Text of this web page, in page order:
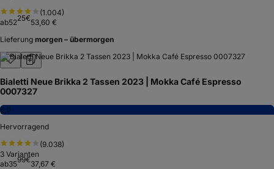
(1.004)
ab5225€53,60 €
Lieferung morgen – übermorgen
Bialetti Neue Brikka 2 Tassen 2023 | Mokka Café Espresso
0007327
8,0
Hervorragend
(9.038)
3 Varianten
ab3599€37,67 €